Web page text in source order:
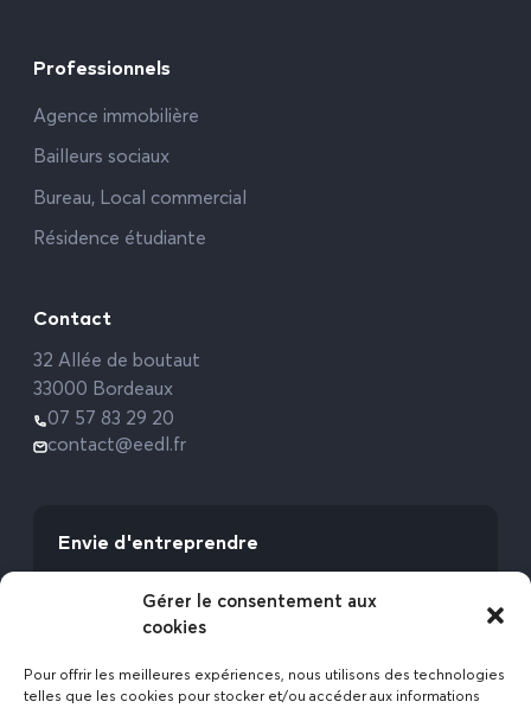
Gérer le consentement aux
cookies
Pour offrir les meilleures expériences, nous utilisons des technologies
telles que les cookies pour stocker et/ou accéder aux informations
Professionnels
Agence immobilière
Bailleurs sociaux
Bureau, Local commercial
Résidence étudiante
Contact
32 Allée de boutaut
33000 Bordeaux
07 57 83 29 20
contact@eedl.fr
Envie d'entreprendre
avec l’Expert Etat des Lieux !
Rejoignez-nous